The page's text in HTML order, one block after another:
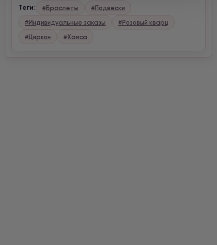
Теги: #Браслеты
#Подвески
#Индивидуальные заказы
#Розовый кварц
#Циркон
#Хамса